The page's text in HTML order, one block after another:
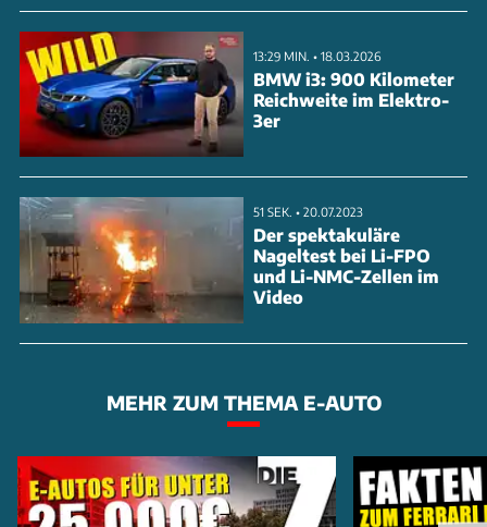
13:29 MIN. • 18.03.2026
BMW i3: 900 Kilometer
Reichweite im Elektro-
3er
51 SEK. • 20.07.2023
Der spektakuläre
Nageltest bei Li-FPO
und Li-NMC-Zellen im
Video
MEHR ZUM THEMA E-AUTO